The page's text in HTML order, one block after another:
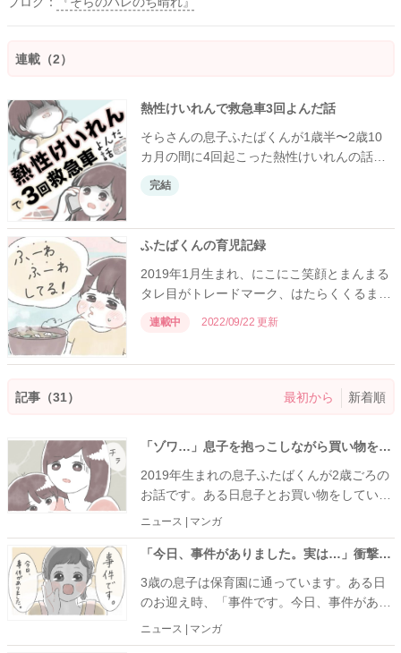
連載（2）
熱性けいれんで救急車3回よんだ話
そらさんの息子ふたばくんが1歳半〜2歳10
カ月の間に4回起こった熱性けいれんの話で
す。
完結
ふたばくんの育児記録
2019年1月生まれ、にこにこ笑顔とまんまる
タレ目がトレードマーク、はたらくくるまに
目がない息子・ふたばくんの育児記録。母・
連載中 2022/09/22 更新
記事（31） 最初から 新着順
「ゾワ…」息子を抱っこしながら買い物をしていると、「さわっ」誰かが私の腕を…→恐る恐る確認すると犯人は…！？
2019年生まれの息子ふたばくんが2歳ごろの
お話です。ある日息子とお買い物をしていた
ら、「さわ……」。誰かに腕を触られてい
る……？！ 恐る恐る確認してみると……？
買い物中の衝撃の体験談をご紹介します。
ニュース | マンガ
「今日、事件がありました。実は…」衝撃過ぎて思わず言葉を失った、お迎え時の保育士さんの報告とは…
3歳の息子は保育園に通っています。ある日
のお迎え時、「事件です。今日、事件があり
ました。」と先生が真剣な顔で私に言いまし
た。その内容を聞いた私は……とにかく平謝
ニュース | マンガ